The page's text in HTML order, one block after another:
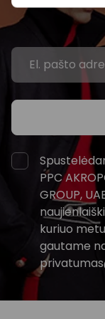
PPC
GROUP,
kuriuo
gautame